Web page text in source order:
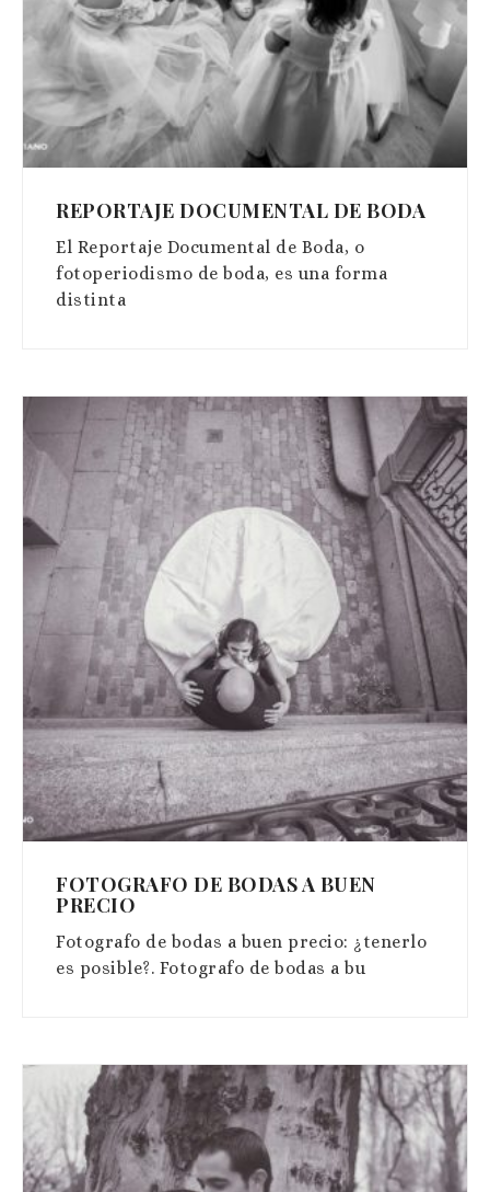
REPORTAJE DOCUMENTAL DE BODA
El Reportaje Documental de Boda, o
fotoperiodismo de boda, es una forma
distinta
FOTOGRAFO DE BODAS A BUEN
PRECIO
Fotografo de bodas a buen precio: ¿tenerlo
es posible?. Fotografo de bodas a bu